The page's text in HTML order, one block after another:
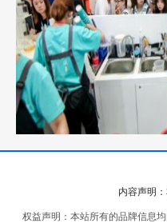
内容声明
权益声明：本站所有的品牌信息